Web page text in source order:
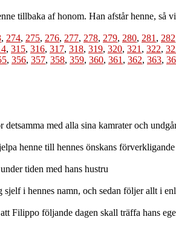
tillbaka af honom. Han afstår henne, så
, 274, 275, 276, 277, 278, 279, 280, 281 , 282
, 315, 316, 317, 318, 319, 320, 321 , 322,
, 356, 357, 358, 359, 360, 361 , 362, 363,
med alla sina kamrater och
henne till hennes önskans förverkligande
tiden med hans hustru
i hennes namn, och sedan följer allt i
Filippo följande dagen skall träffa hans